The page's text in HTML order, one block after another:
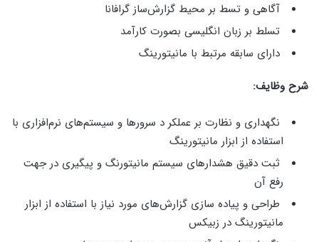
آگاهی و تسط بر محیط گزارش‌ساز گرافانا
تسلط بر زبان انگلیسی بصورت کارآمد
دارای سابقه مرتبط با مانیتورینگ
شرح وظایف:
نگهداری و نظارت بر عملکر د سرورها و سیستم‌های نرم‌افزاری با
استفاده از ابزار مانیتورینگ
ثبت دقیق هشدارهای سیستم مانیتورنگ و پیگیری در جهت
رفع آن
طراحی و پیاده سازی گزارش‌های مورد نیاز با استفاده از ابزار
مانیتورینگ در زبیکس